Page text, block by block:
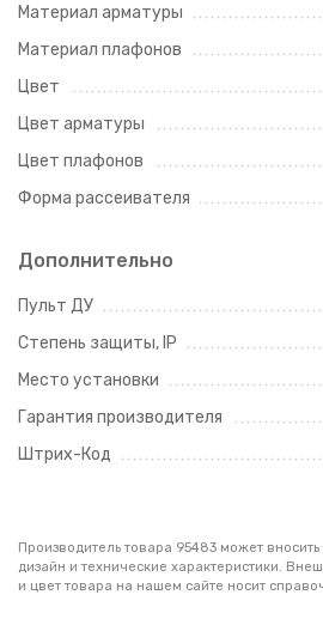
Материал арматуры
Материал плафонов
Цвет
Цвет арматуры
Цвет плафонов
Форма рассеивателя
Дополнительно
Пульт ДУ
Степень защиты, IP
Место установки
Гарантия производителя
Штрих-Код
Производитель товара 95483 может
дизайн и технические характеристики.
и цвет товара на нашем сайте носит